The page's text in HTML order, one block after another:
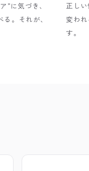
”に気づき、
。それが、
正し
変わ
す。